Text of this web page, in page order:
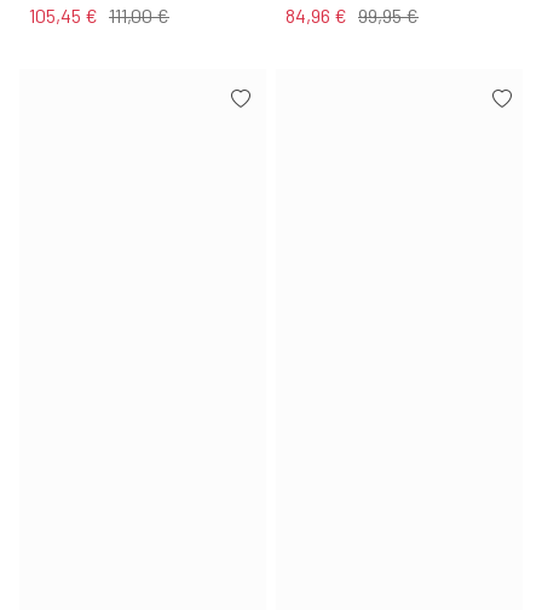
105,45 € 111,00 €
84,96 € 99,95 €